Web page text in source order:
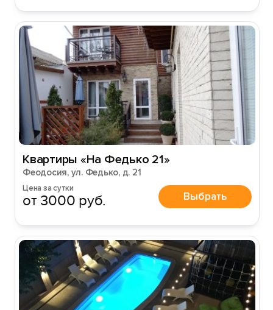
Квартиры «На Федько 21»
Феодосия, ул. Федько, д. 21
Цена за сутки
от 3000 руб. Выбрать